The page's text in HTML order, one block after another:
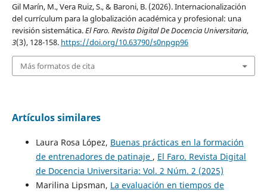
Gil Marín, M., Vera Ruiz, S., & Baroni, B. (2026). Internacionalización
del currículum para la globalización académica y profesional: una
revisión sistemática.El Faro. Revista Digital De Docencia Universitaria,
3(3), 128-158. https://doi.org/10.63790/s0npgp96
Más formatos de cita
Artículos similares
Laura Rosa López, Buenas prácticas en la formación
de entrenadores de patinaje , El Faro. Revista Digital
de Docencia Universitaria: Vol. 2 Núm. 2 (2025)
Marilina Lipsman, La evaluación en tiempos de